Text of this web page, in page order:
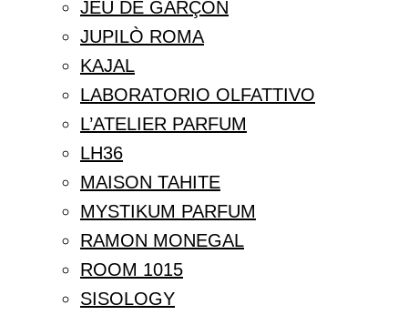
JEU DE GARÇON
JUPILÒ ROMA
KAJAL
LABORATORIO OLFATTIVO
L’ATELIER PARFUM
LH36
MAISON TAHITE
MYSTIKUM PARFUM
RAMON MONEGAL
ROOM 1015
SISOLOGY